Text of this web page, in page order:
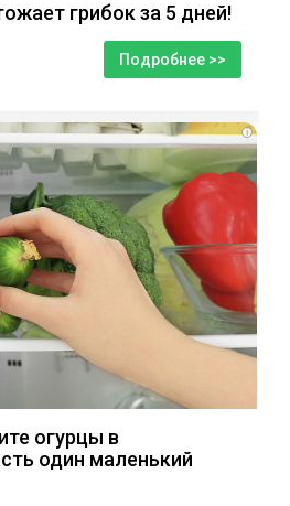
грибок за 5 дней!
Подробнее >>
i
огурцы в
один маленький